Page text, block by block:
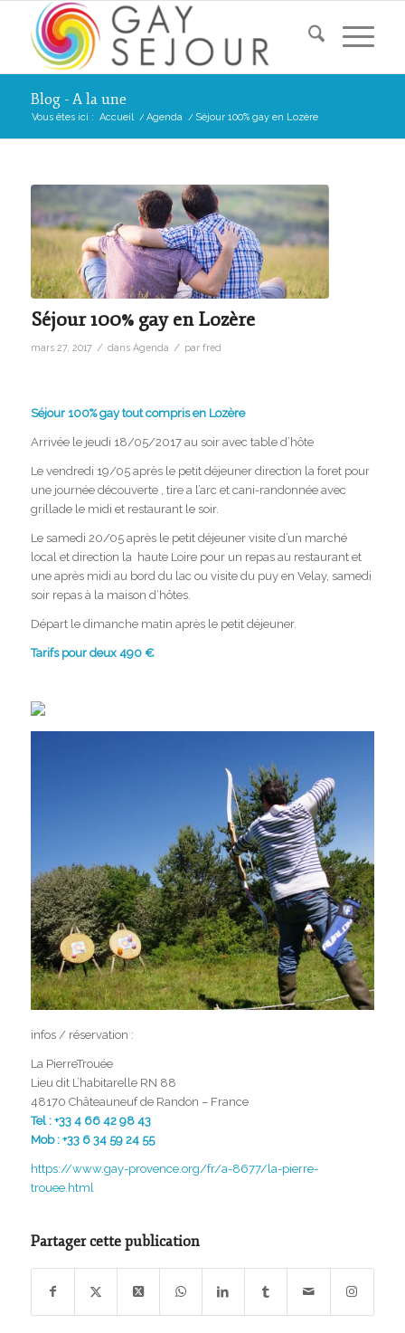
Blog - A la une
Vous êtes ici : Accueil / Agenda / Séjour 100% gay en Lozère
Séjour 100% gay en Lozère
mars 27, 2017 / dans Agenda / par fred
Séjour 100% gay tout compris en Lozère
Arrivée le jeudi 18/05/2017 au soir avec table d’hôte
Le vendredi 19/05 après le petit déjeuner direction la foret pour
une journée découverte , tire a l’arc et cani-randonnée avec
grillade le midi et restaurant le soir.
Le samedi 20/05 après le petit déjeuner visite d’un marché
local et direction la haute Loire pour un repas au restaurant et
une après midi au bord du lac ou visite du puy en Velay, samedi
soir repas à la maison d’hôtes.
Départ le dimanche matin après le petit déjeuner.
Tarifs pour deux 490 €
infos / réservation :
La PierreTrouée
Lieu dit L’habitarelle RN 88
48170 Châteauneuf de Randon – France
Tel : +33 4 66 42 98 43
Mob : +33 6 34 59 24 55
https://www.gay-provence.org/fr/a-8677/la-pierre-
trouee.html
Partager cette publication